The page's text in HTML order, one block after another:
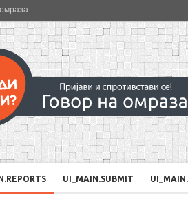
UI_MAIN.SUBMIT